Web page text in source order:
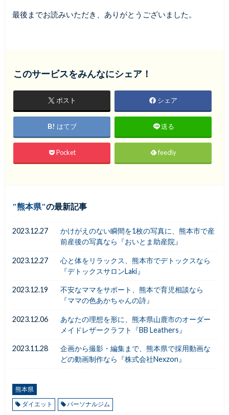
最後までお読みいただき、ありがとうございました。
このサービスをみんなにシェア！
ポスト シェア
はてブ 送る
Pocket feedly
熊本県 の最新記事
2023.12.27
かけがえのない瞬間を1枚の写真に、熊本市で産
前産後の写真なら『おいとま助産院』
2023.12.27
心と体をリラックス、熊本市でデトックスなら
『デトックスサロンLaki』
2023.12.19
不安なママをサポート、熊本で育児相談なら
『ママの色あかちゃんの詩』
2023.12.06
あなたの理想を形に、熊本県山鹿市のオーダー
メイドレザークラフト『BB Leathers』
2023.11.28
企画から撮影・編集まで、熊本県で採用動画な
どの動画制作なら『株式会社Nexzon』
熊本県
ダイエット
パーソナルジム